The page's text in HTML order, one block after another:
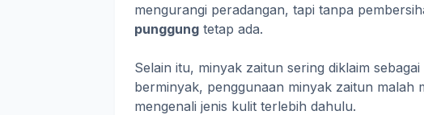
mengurangi peradangan, tapi tanpa
punggung tetap ada.
Selain itu, minyak zaitun sering diklaim
berminyak, penggunaan minyak zaitun malah
mengenali jenis kulit terlebih dahulu.